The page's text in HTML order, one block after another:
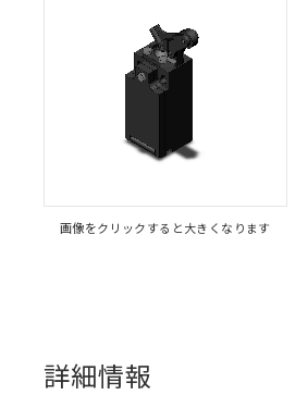
画像をクリックすると大きくなります
詳細情報